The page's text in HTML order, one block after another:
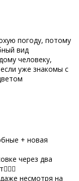
погоду, потому
вид
человеку,
уже знакомы с
+ новая
через два
несмотря на